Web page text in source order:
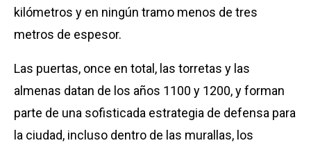
kilómetros y en ningún tramo menos de tres
metros de espesor.
Las puertas, once en total, las torretas y las
almenas datan de los años 1100 y 1200, y forman
parte de una sofisticada estrategia de defensa para
la ciudad, incluso dentro de las murallas, los